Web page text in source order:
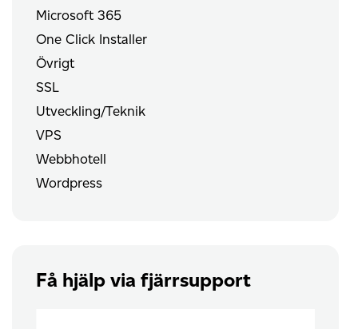
Microsoft 365
One Click Installer
Övrigt
SSL
Utveckling/Teknik
VPS
Webbhotell
Wordpress
Få hjälp via fjärrsupport